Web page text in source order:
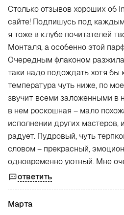
Столько отзывов хороших об
сайте! Подпишусь под
я тоже в клубе почитателей
Монталя, а особенно этой
Очередным флаконом
таки надо подождать хотя бы
температура чуть ниже, по
звучит всеми заложенными в
в нем роскошная – мало
исполнении других мастеров,
радует. Пудровый, чуть
словом – прекрасный,
одновременно уютный. Мне
ответить
Марта